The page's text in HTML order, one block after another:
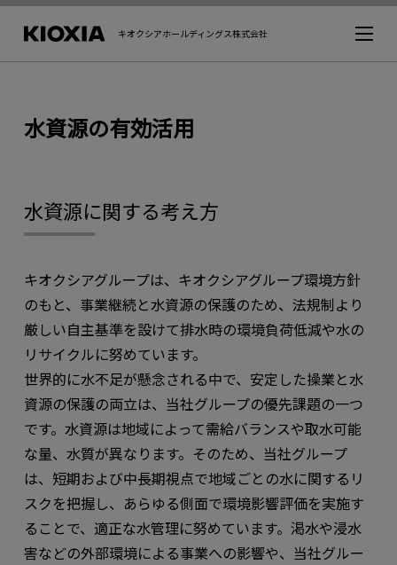
キオクシアホールディングス株式会社
水資源の有効活用
水資源に関する考え方
キオクシアグループは、キオクシアグループ環境方針
のもと、事業継続と水資源の保護のため、法規制より
厳しい自主基準を設けて排水時の環境負荷低減や水の
リサイクルに努めています。
世界的に水不足が懸念される中で、安定した操業と水
資源の保護の両立は、当社グループの優先課題の一つ
です。水資源は地域によって需給バランスや取水可能
な量、水質が異なります。そのため、当社グループ
は、短期および中長期視点で地域ごとの水に関するリ
スクを把握し、あらゆる側面で環境影響評価を実施す
ることで、適正な水管理に努めています。渇水や浸水
害などの外部環境による事業への影響や、当社グルー